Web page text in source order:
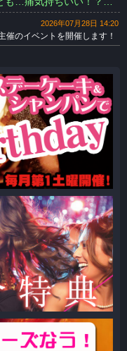
2026年07月28日 14:20
のイベントを開催します！